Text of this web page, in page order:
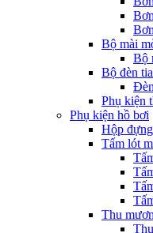
Bộ mài
Bộ
Bộ đèn
Phụ kiện
Phụ kiện hồ bơi
Hộp
Tấm lót
Thu